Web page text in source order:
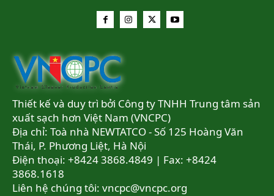
Thiết kế và duy trì bởi Công ty TNHH Trung tâm sản
xuất sạch hơn Việt Nam (VNCPC)
Địa chỉ: Toà nhà NEWTATCO - Số 125 Hoàng Văn
Thái, P. Phương Liệt, Hà Nội
Điện thoại: +8424 3868.4849 | Fax: +8424
3868.1618
Liên hệ chúng tôi: vncpc@vncpc.org